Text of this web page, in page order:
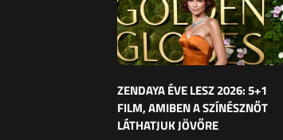
ZENDAYA ÉVE LESZ 2026: 5+1
FILM, AMIBEN A SZÍNÉSZNŐT
LÁTHATJUK JÖVŐRE